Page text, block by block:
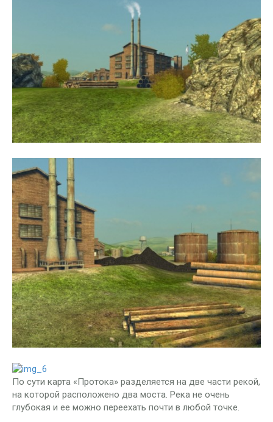
По сути карта «Протока» разделяется на две части рекой,
на которой расположено два моста. Река не очень
глубокая и ее можно переехать почти в любой точке.